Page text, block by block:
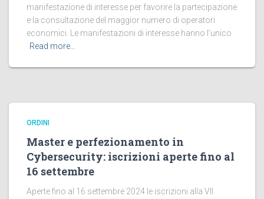
manifestazione di interesse per favorire la partecipazione
e la consultazione del maggior numero di operatori
economici. Le manifestazioni di interesse hanno l’unico
Read more…
ORDINI
Master e perfezionamento in
Cybersecurity: iscrizioni aperte fino al
16 settembre
Aperte fino al 16 settembre 2024 le iscrizioni alla VII